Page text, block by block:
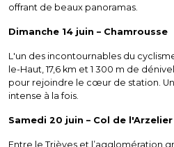
offrant de beaux panoramas.
Dimanche 14 juin – Chamrousse
L'un des incontournables du
le-Haut, 17,6 km et 1 300 m de
pour rejoindre le cœur de station.
intense à la fois.
Samedi 20 juin – Col de l'Arzelier
Entre le Trièves et l’agglomération